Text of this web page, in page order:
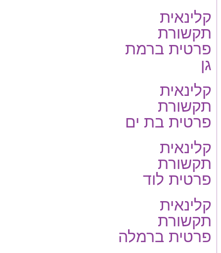
קלינאית
תקשורת
פרטית ברמת
גן
קלינאית
תקשורת
פרטית בת ים
קלינאית
תקשורת
פרטית לוד
קלינאית
תקשורת
פרטית ברמלה